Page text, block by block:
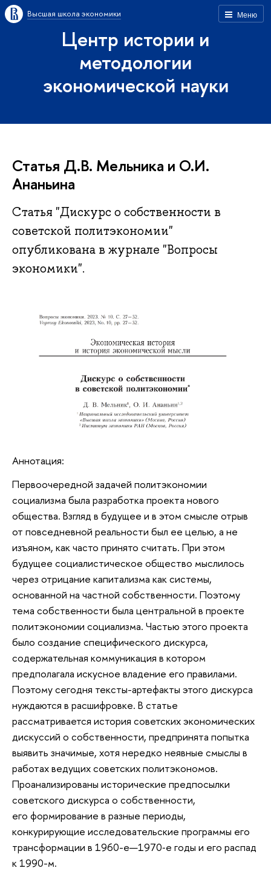
Меню
Высшая школа экономики
Центр истории и
методологии
экономической науки
Статья Д.В. Мельника и О.И.
Ананьина
Статья "Дискурс о собственности в
советской политэкономии"
опубликована в журнале "Вопросы
экономики".
Аннотация:
Первоочередной задачей политэкономии
социализма была разработка проекта нового
общества. Взгляд в будущее и в этом смысле отрыв
от повседневной реальности был ее целью, а не
изъяном, как часто принято считать. При этом
будущее социалистическое общество мыслилось
через отрицание капитализма как системы,
основанной на частной собственности. Поэтому
тема собственности была центральной в проекте
политэкономии социализма. Частью этого проекта
было создание специфического дискурса,
содержательная коммуникация в котором
предполагала искусное владение его правилами.
Поэтому сегодня тексты-артефакты этого дискурса
нуждаются в расшифровке. В статье
рассматривается история советских экономических
дискуссий о собственности, предпринята попытка
выявить значимые, хотя нередко неявные смыслы в
работах ведущих советских политэкономов.
Проанализированы исторические предпосылки
советского дискурса о собственности,
его формирование в разные периоды,
конкурирующие исследовательские программы его
трансформации в 1960-е—1970‑е годы и его распад
к 1990-м.